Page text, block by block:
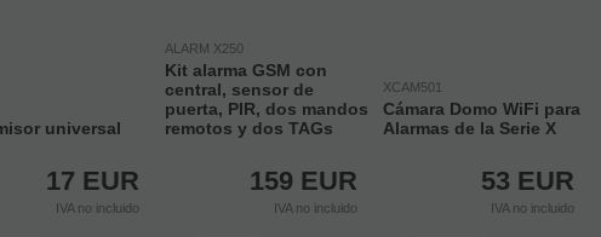
universal
17 EUR
IVA no incluido
ALARM X250
Kit alarma GSM con
central, sensor de
puerta, PIR, dos mandos
remotos y dos TAGs
159 EUR
IVA no incluido
XCAM501
Cámara Domo WiFi para
Alarmas de la Serie X
53 EUR
IVA no incluido